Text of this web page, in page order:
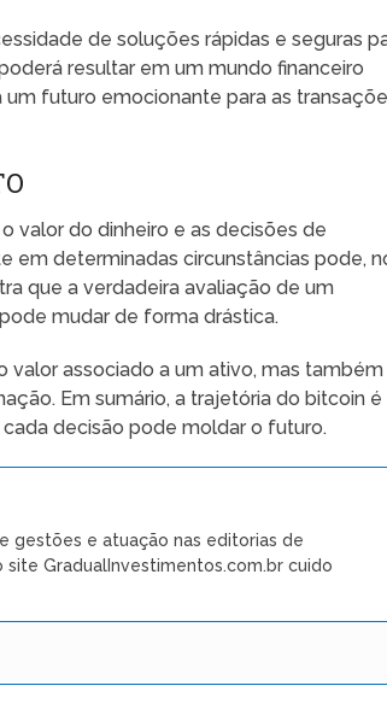
de soluções rápidas e seguras
resultar em um mundo financeiro
futuro emocionante para as
valor do dinheiro e as decisões de
em determinadas circunstâncias pode,
que a verdadeira avaliação de um
mudar de forma drástica.
valor associado a um ativo, mas também
Em sumário, a trajetória do bitcoin é
decisão pode moldar o futuro.
gestões e atuação nas editorias de
site GradualInvestimentos.com.br cuido